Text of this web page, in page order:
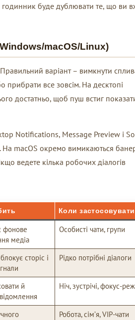
годинник буде дублювати те, що ви
macOS/Linux)
варіант – вимкнути
прибрати все зовсім. На десктопі
достатньо, щоб пуш встиг
Notifications, Message Preview і
На macOS окремо вимикаються
ведете кілька робочих діалогів
Коли застосовувати
фонове
медіа
Особисті чати, групи
сторіс і
Рідко потрібні діалоги
й
Ніч, зустрічі, фокус-
Робота, сім’я, VIP-чати